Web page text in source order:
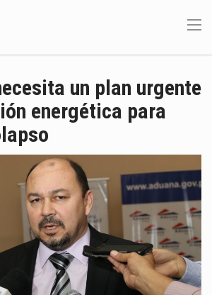
un plan urgente
energética para